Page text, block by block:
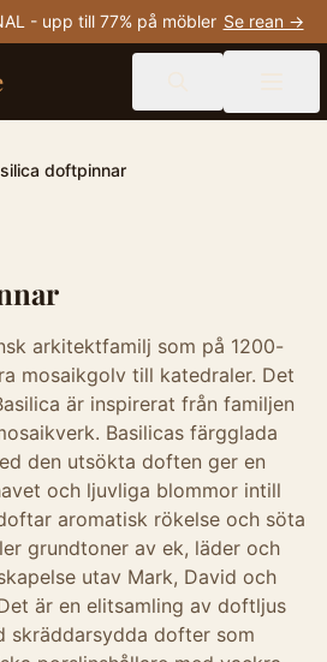
- upp till 77% på möbler Se rean →
doftpinnar
arkitektfamilj som på 1200-
mosaikgolv till katedraler. Det
är inspirerat från familjen
Basilicas färgglada
den utsökta doften ger en
och ljuvliga blommor intill
aromatisk rökelse och söta
grundtoner av ek, läder och
utav Mark, David och
är en elitsamling av doftljus
skräddarsydda dofter som